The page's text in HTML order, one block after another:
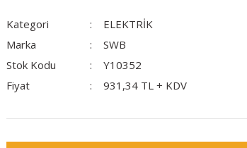
Kategori
ELEKTRİK
Marka
SWB
Stok Kodu
Y10352
Fiyat
931,34 TL + KDV